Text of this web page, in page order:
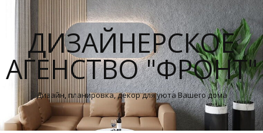
ДИЗАЙНЕРСКОЕ
АГЕНСТВО "ФРОНТ"
Дизайн, планировка, декор для уюта Вашего дома